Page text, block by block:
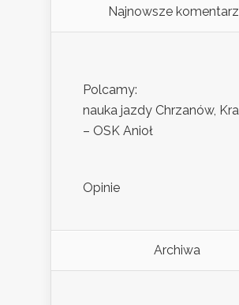
Najnowsze
Polcamy:
nauka jazdy Chrzanów,
– OSK Anioł
Opinie
Archiwa